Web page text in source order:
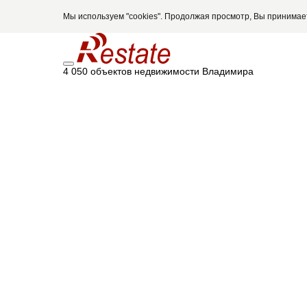
Мы используем "cookies". Продолжая просмотр, Вы
4 050 объектов недвижимости Владимира